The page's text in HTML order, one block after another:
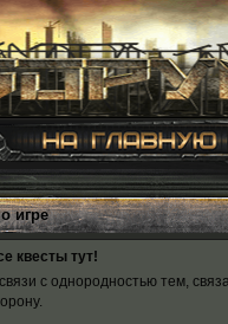
игре
квесты тут!
с однородностью тем,